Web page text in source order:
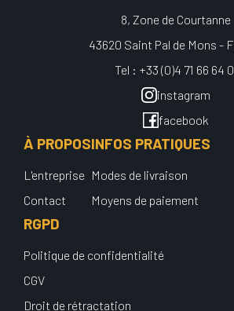
8, Zone de Courtanne
43620 Saint Pal de Mons -
Tel : +33 (0)4 71 66 64
instagram
facebook
À PROPOS
L'entreprise
Contact
INFOS PRATIQUES
Modes de livraison
Moyens de paiement
RGPD
Politique de confidentialité
CGV
Droit de rétractation